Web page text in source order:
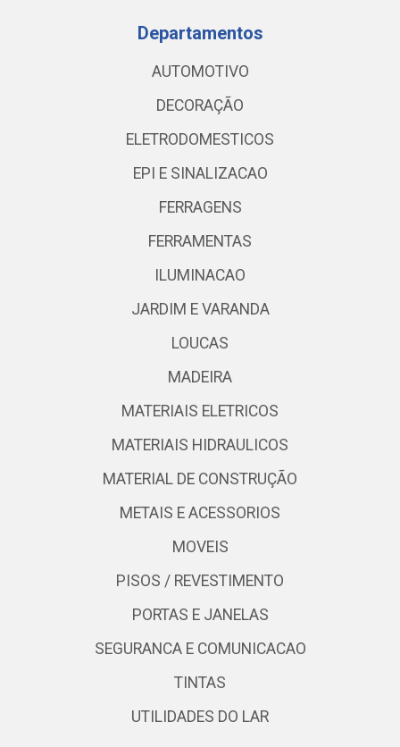
Departamentos
AUTOMOTIVO
DECORAÇÃO
ELETRODOMESTICOS
EPI E SINALIZACAO
FERRAGENS
FERRAMENTAS
ILUMINACAO
JARDIM E VARANDA
LOUCAS
MADEIRA
MATERIAIS ELETRICOS
MATERIAIS HIDRAULICOS
MATERIAL DE CONSTRUÇÃO
METAIS E ACESSORIOS
MOVEIS
PISOS / REVESTIMENTO
PORTAS E JANELAS
SEGURANCA E COMUNICACAO
TINTAS
UTILIDADES DO LAR